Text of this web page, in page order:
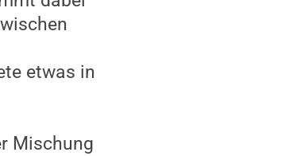
etwas in
Mischung